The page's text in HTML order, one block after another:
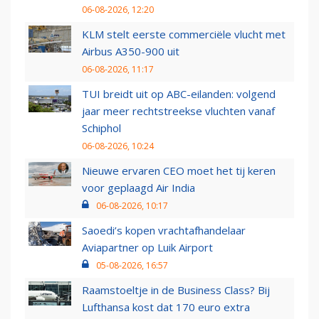
06-08-2026, 12:20
KLM stelt eerste commerciële vlucht met
Airbus A350-900 uit
06-08-2026, 11:17
TUI breidt uit op ABC-eilanden: volgend
jaar meer rechtstreekse vluchten vanaf
Schiphol
06-08-2026, 10:24
Nieuwe ervaren CEO moet het tij keren
voor geplaagd Air India
06-08-2026, 10:17
Saoedi’s kopen vrachtafhandelaar
Aviapartner op Luik Airport
05-08-2026, 16:57
Raamstoeltje in de Business Class? Bij
Lufthansa kost dat 170 euro extra